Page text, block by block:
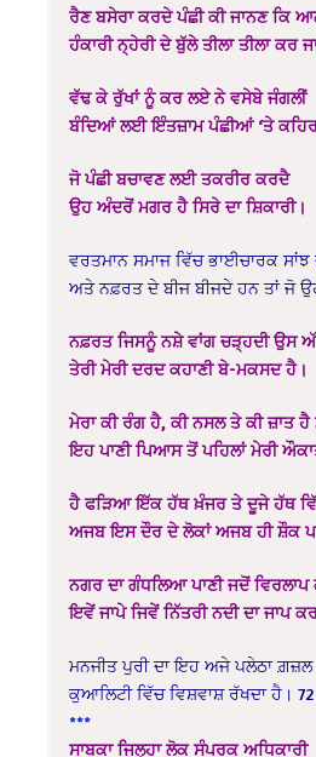
ਰੈਣ ਬਸੇਰਾ ਕਰਦੇ ਪੰਛੀ ਕੀ ਜਾਨਣ ਕਿ
ਹੰਕਾਰੀ ਨ੍ਹੇਰੀ ਦੇ ਬੁੱਲੇ ਤੀਲਾ ਤੀਲਾ ਕਰ
ਵੱਢ ਕੇ ਰੁੱਖਾਂ ਨੂੰ ਕਰ ਲਏ ਨੇ ਵਸੇਬੇ ਜੰਗਲੀਂ
ਬੰਦਿਆਂ ਲਈ ਇੰਤਜ਼ਾਮ ਪੰਛੀਆਂ ‘ਤੇ
ਜੋ ਪੰਛੀ ਬਚਾਵਣ ਲਈ ਤਕਰੀਰ ਕਰਦੈ
ਉਹ ਅੰਦਰੋਂ ਮਗਰ ਹੈ ਸਿਰੇ ਦਾ ਸ਼ਿਕਾਰੀ।
ਵਰਤਮਾਨ ਸਮਾਜ ਵਿੱਚ ਭਾਈਚਾਰਕ
ਅਤੇ ਨਫ਼ਰਤ ਦੇ ਬੀਜ ਬੀਜਦੇ ਹਨ ਤਾਂ ਜੋ
ਨਫ਼ਰਤ ਜਿਸਨੂੰ ਨਸ਼ੇ ਵਾਂਗ ਚੜ੍ਹਦੀ ਉਸ
ਤੇਰੀ ਮੇਰੀ ਦਰਦ ਕਹਾਣੀ ਬੇ-ਮਕਸਦ ਹੈ।
ਮੇਰਾ ਕੀ ਰੰਗ ਹੈ, ਕੀ ਨਸਲ ਤੇ ਕੀ ਜ਼ਾਤ ਹੈ
ਇਹ ਪਾਣੀ ਪਿਆਸ ਤੋਂ ਪਹਿਲਾਂ ਮੇਰੀ
ਹੈ ਫੜਿਆ ਇੱਕ ਹੱਥ ਖ਼ੰਜਰ ਤੇ ਦੂਜੇ ਹੱਥ
ਅਜਬ ਇਸ ਦੌਰ ਦੇ ਲੋਕਾਂ ਅਜਬ ਹੀ ਸ਼ੌਕ
ਨਗਰ ਦਾ ਗੰਧਲਿਆ ਪਾਣੀ ਜਦੋਂ ਵਿਰਲਾਪ
ਇਵੇਂ ਜਾਪੇ ਜਿਵੇਂ ਨਿੱਤਰੀ ਨਦੀ ਦਾ ਜਾਪ
ਮਨਜੀਤ ਪੁਰੀ ਦਾ ਇਹ ਅਜੇ ਪਲੇਠਾ ਗ਼ਜ਼ਲ
ਕੁਆਲਿਟੀ ਵਿੱਚ ਵਿਸ਼ਵਾਸ਼ ਰੱਖਦਾ ਹੈ।
***
ਸਾਬਕਾ ਜਿਲ੍ਹਾ ਲੋਕ ਸੰਪਰਕ ਅਧਿਕਾਰੀ